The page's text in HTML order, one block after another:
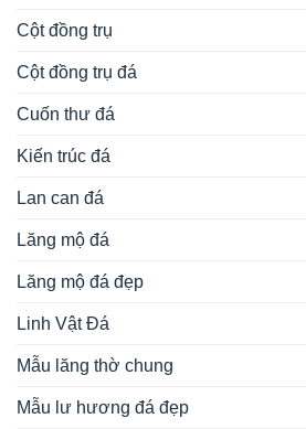
Cột đồng trụ
Cột đồng trụ đá
Cuốn thư đá
Kiến trúc đá
Lan can đá
Lăng mộ đá
Lăng mộ đá đẹp
Linh Vật Đá
Mẫu lăng thờ chung
Mẫu lư hương đá đẹp